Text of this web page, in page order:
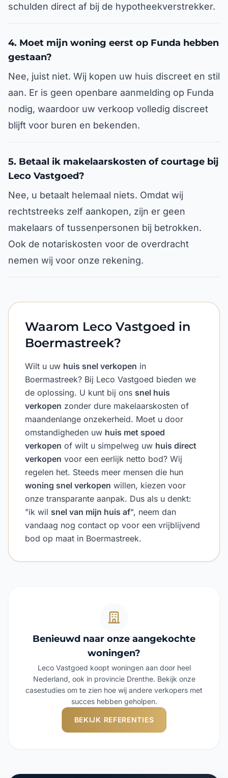
schulden direct af bij de hypotheekverstrekker.
4. Moet mijn woning eerst op Funda hebben
gestaan?
Nee, juist niet. Wij kopen uw huis discreet en stil
aan. Er is geen openbare aanmelding op Funda
nodig, waardoor uw verkoop volledig discreet
blijft voor buren en bekenden.
5. Betaal ik makelaarskosten of courtage bij
Leco Vastgoed?
Nee, u betaalt helemaal niets. Omdat wij
rechtstreeks zelf aankopen, zijn er geen
makelaars of tussenpersonen bij betrokken.
Ook de notariskosten voor de overdracht
nemen wij voor onze rekening.
Waarom Leco Vastgoed in
Boermastreek?
Wilt u uw huis snel verkopen in
Boermastreek? Bij Leco Vastgoed bieden we
de oplossing. U kunt bij ons snel huis
verkopen zonder dure makelaarskosten of
maandenlange onzekerheid. Moet u door
omstandigheden uw huis met spoed
verkopen of wilt u simpelweg uw huis direct
verkopen voor een eerlijk netto bod? Wij
regelen het. Steeds meer mensen die hun
woning snel verkopen willen, kiezen voor
onze transparante aanpak. Dus als u denkt:
"ik wil snel van mijn huis af", neem dan
vandaag nog contact op voor een vrijblijvend
bod op maat in Boermastreek.
Benieuwd naar onze aangekochte
woningen?
Leco Vastgoed koopt woningen aan door heel
Nederland, ook in provincie Drenthe. Bekijk onze
casestudies om te zien hoe wij andere verkopers met
succes hebben geholpen.
BEKIJK REFERENTIES